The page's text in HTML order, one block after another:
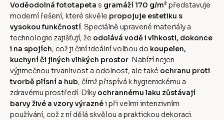
Voděodolná fototapeta s gramáží 170 g/m² představuje
moderní řešení, které skvěle propojuje estetiku s
vysokou funkčností. Speciálně upravené materiály a
technologie zajišťují, že odolává vodě i vlhkosti, dokonce
i na spojích, což ji činí ideální volbou do koupelen,
kuchyní či jiných vlhkých prostor. Nabízí nejen
výjimečnou trvanlivost a odolnost, ale také ochranu proti
tvorbě plísní a hub, čímž přispívá k hygienickému a
zdravému prostředí. Díky ochrannému laku zůstávají
barvy živé a vzory výraznéi při velmi intenzivním
používání, což z ní dělá skvělou a praktickou dekoraci.